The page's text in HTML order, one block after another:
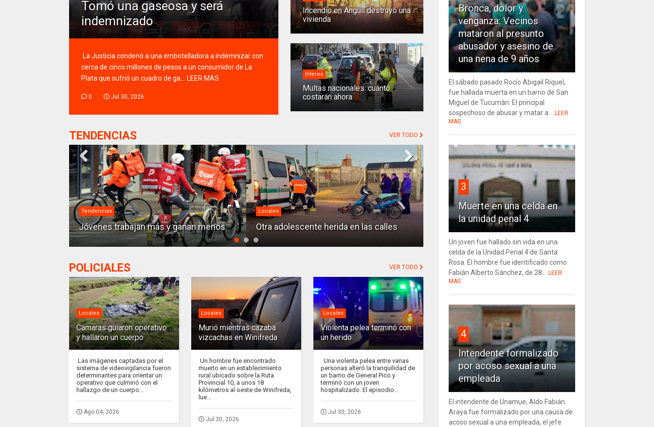
Tomó una gaseosa y será
indemnizado
La Justicia condenó a una embotelladora a indemnizar con
cerca de cinco millones de pesos a un consumidor de La
Plata que sufrió un cuadro de ga...
LEER MAS
0 Jul 30, 2026
Incendio en Anguil destruyó una
vivienda
Interes
Multas nacionales: cuánto
costarán ahora
TENDENCIAS VER TODO
Tendencias
Jóvenes trabajan más y ganan menos
Locales
Otra adolescente herida en las calles
Nacionales
Ravier suma poder y dudas
POLICIALES VER TODO
Locales
Cámaras guiaron operativo
y hallaron un cuerpo
Las imágenes captadas por el
sistema de videovigilancia fueron
determinantes para orientar un
operativo que culminó con el
hallazgo de un cuerpo...
Ago 04, 2026
Locales
Murió mientras cazaba
vizcachas en Winifreda
Un hombre fue encontrado
muerto en un establecimiento
rural ubicado sobre la Ruta
Provincial 10, a unos 18
kilómetros al oeste de Winifreda,
lue...
Jul 30, 2026
Locales
Violenta pelea terminó con
un herido
Una violenta pelea entre varias
personas alteró la tranquilidad de
un barrio de General Pico y
terminó con un joven
hospitalizado. El episodio...
Jul 30, 2026
Bronca, dolor y
venganza: Vecinos
mataron al presunto
abusador y asesino de
una nena de 9 años
El sábado pasado Rocío Abigail Riquel,
fue hallada muerta en un barrio de San
Miguel de Tucumán. El principal
sospechoso de abusar y matar a... LEER
MAS
3
Muerte en una celda en
la unidad penal 4
Un joven fue hallado sin vida en una
celda de la Unidad Penal 4 de Santa
Rosa. El hombre fue identificado como
Fabián Alberto Sánchez, de 28... LEER
MAS
4
Intendente formalizado
por acoso sexual a una
empleada
El intendente de Unamue, Aldo Fabián
Araya fue formalizado por una causa de
acoso sexual a una empleada, el jefe